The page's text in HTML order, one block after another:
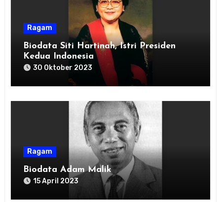
Ragam
Biodata Siti Hartinah, Istri Presiden
Kedua Indonesia
30 Oktober 2023
Ragam
Biodata Adam Malik
15 April 2023